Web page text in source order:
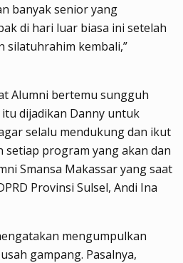
banyak senior yang
di hari luar biasa ini setelah
silatuhrahim kembali,”
Alumni bertemu sungguh
dijadikan Danny untuk
selalu mendukung dan ikut
setiap program yang akan dan
Smansa Makassar yang saat
Provinsi Sulsel, Andi Ina
mengumpulkan
gampang. Pasalnya,